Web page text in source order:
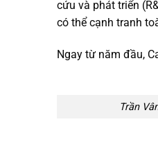
cứu và phát triển
có thể cạnh tranh
Ngay từ năm đầu,
Trần